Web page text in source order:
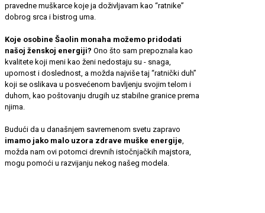
pravedne muškarce koje ja doživljavam kao “ratnike”
dobrog srca i bistrog uma.
Koje osobine Šaolin monaha možemo pridodati
našoj ženskoj energiji? Ono što sam prepoznala kao
kvalitete koji meni kao ženi nedostaju su - snaga,
upornost i doslednost, a možda najviše taj “ratnički duh”
koji se oslikava u posvećenom bavljenju svojim telom i
duhom, kao poštovanju drugih uz stabilne granice prema
njima.
Budući da u današnjem savremenom svetu zapravo
imamo jako malo uzora zdrave muške energije
možda nam ovi potomci drevnih istočnjačkih majstora,
mogu pomoći u razvijanju nekog našeg modela.